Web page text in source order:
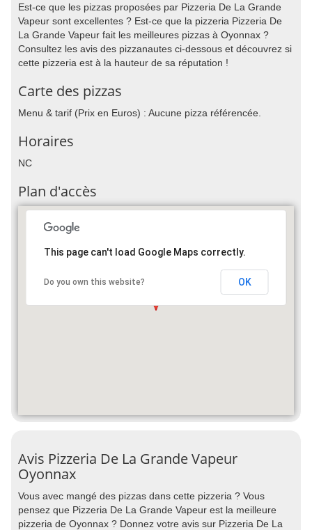
Est-ce que les pizzas proposées par Pizzeria De La Grande
Vapeur sont excellentes ? Est-ce que la pizzeria Pizzeria De
La Grande Vapeur fait les meilleures pizzas à Oyonnax ?
Consultez les avis des pizzanautes ci-dessous et découvrez si
cette pizzeria est à la hauteur de sa réputation !
Carte des pizzas
Menu & tarif (Prix en Euros) : Aucune pizza référencée.
Horaires
NC
Plan d'accès
This page can't load Google Maps correctly.
Do you own this website? OK
Avis Pizzeria De La Grande Vapeur
Oyonnax
Vous avec mangé des pizzas dans cette pizzeria ? Vous
pensez que Pizzeria De La Grande Vapeur est la meilleure
pizzeria de Oyonnax ? Donnez votre avis sur Pizzeria De La